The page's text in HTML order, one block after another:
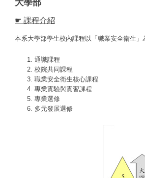
大學部
☛ 課程介紹
本系大學部學生校內課程以「職業安全衛生
通識課程
校院共同課程
職業安全衛生核心課程
專業實驗與實習課程
專業選修
多元發展選修